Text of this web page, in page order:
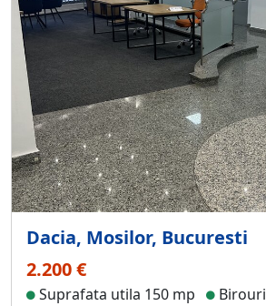
Dacia, Mosilor, Bucuresti
2.200 €
Suprafata utila 150 mp Birouri